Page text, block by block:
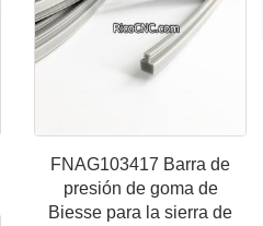
FNAG103417 Barra de
presión de goma de
Biesse para la sierra de